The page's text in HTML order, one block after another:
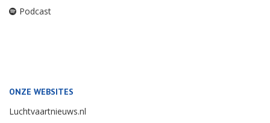
Podcast
ONZE WEBSITES
Luchtvaartnieuws.nl